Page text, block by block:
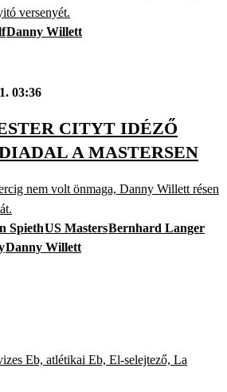
versenyét.
Danny Willett
03:36
CITYT IDÉZŐ
A MASTERSEN
nem volt önmaga, Danny Willett résen
SpiethUS MastersBernhard Langer
Danny Willett
Eb, atlétikai Eb, El-selejtező, La